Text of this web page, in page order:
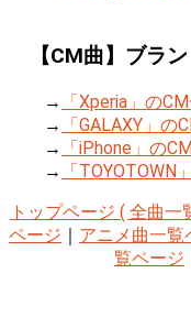
【CM曲】ブラン
→
「Xperia」の
→
「GALAXY」の
→
「iPhone」の
→
「TOYOTOWN
トップページ ( 全曲一
ページ
アニメ曲一覧
覧ページ